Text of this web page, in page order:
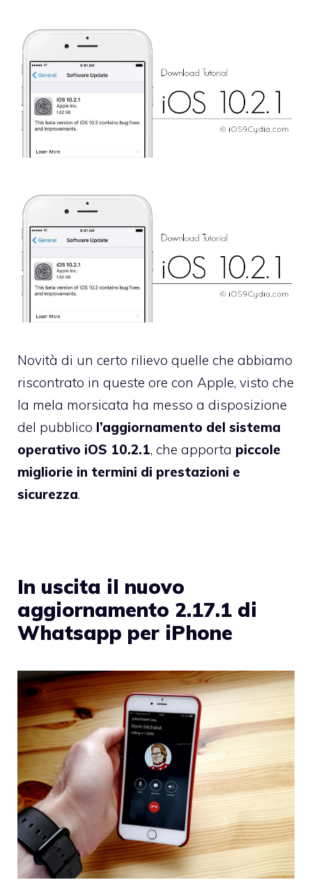
Novità di un certo rilievo quelle che abbiamo
riscontrato in queste ore con Apple, visto che
la mela morsicata ha messo a disposizione
del pubblico l’aggiornamento del sistema
operativo iOS 10.2.1, che apporta piccole
migliorie in termini di prestazioni e
sicurezza.
In uscita il nuovo
aggiornamento 2.17.1 di
Whatsapp per iPhone